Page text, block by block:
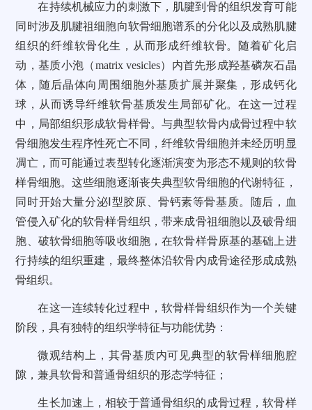
在持续机械应力的刺激下，肌腱到骨的组织发育可能
同时涉及肌腱祖细胞向软骨细胞谱系的分化以及成熟肌腱
组织的纤维软骨化生，从而形成纤维软骨。随着矿化启
动，基质小泡（matrix vesicles）内首先形成羟基磷灰石晶
体，随后晶体向周围细胞外基质扩展并聚集，形成钙化
球，从而诱导纤维软骨基质发生局部矿化。在这一过程
中，局部组织形成软骨样骨。与典型软骨内成骨过程中软
骨细胞发生程序性死亡不同，纤维软骨细胞并未经历明显
凋亡，而可能通过表型转化逐渐演变为形态不规则的软骨
样骨细胞。这些细胞逐渐丧失典型软骨细胞的代谢特征，
同时开始大量分泌Ⅰ型胶原、骨钙素等骨基质。随后，血
管侵入矿化的软骨样骨组织，带来成骨祖细胞以及破骨细
胞、破软骨细胞等吸收细胞，在软骨样骨原基的基础上进
行持续的组织重建，最终整体沿软骨内成骨途径形成成熟
骨组织。
在这一连续转化过程中，软骨样骨组织作为一个关键
阶段，具有独特的组织学特征与功能优势：
微观结构上，其骨基质内可见典型的软骨样细胞腔
隙，兼具软骨和普通骨组织的形态学特征；
生长加速上，相较于普通骨组织的成骨过程，软骨样